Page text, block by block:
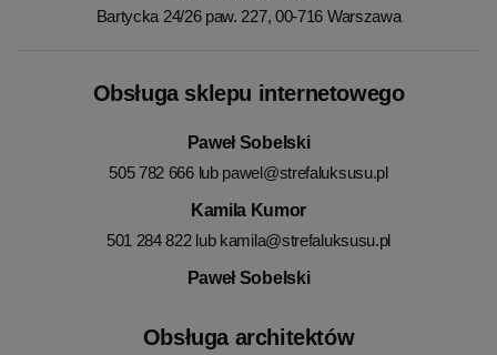
Bartycka 24/26 paw. 227, 00-716 Warszawa
Obsługa sklepu internetowego
Paweł Sobelski
505 782 666 lub pawel@strefaluksusu.pl
Kamila Kumor
501 284 822 lub kamila@strefaluksusu.pl
Paweł Sobelski
Obsługa architektów